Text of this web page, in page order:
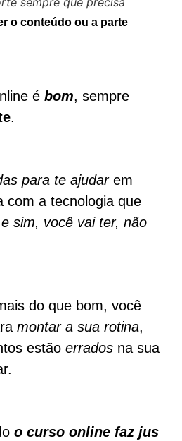
o conteúdo ou a parte
é bom, sempre
.
para te ajudarem
com a tecnologia que
e sim, você vai ter, não
do que bom, você
montar a sua rotina,
estão errados na sua
o curso online faz jus